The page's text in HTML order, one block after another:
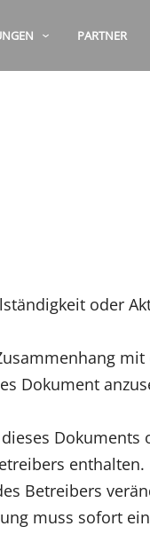
PARTNER
oder
mit
Dokument
Dokuments
enthalten.
Betreibers
muss sofort